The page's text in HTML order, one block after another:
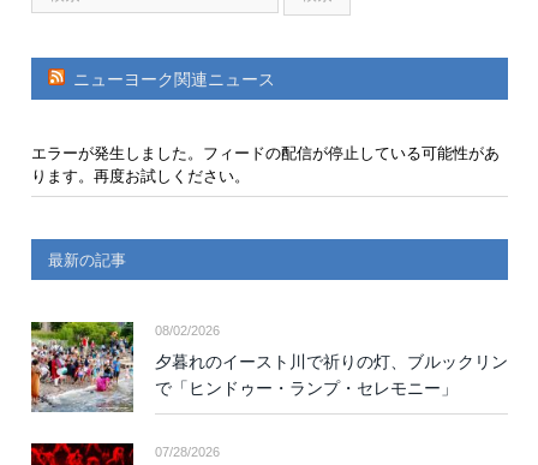
ニューヨーク関連ニュース
エラーが発生しました。フィードの配信が停止している可能性があ
ります。再度お試しください。
最新の記事
08/02/2026
夕暮れのイースト川で祈りの灯、ブルックリン
で「ヒンドゥー・ランプ・セレモニー」
07/28/2026